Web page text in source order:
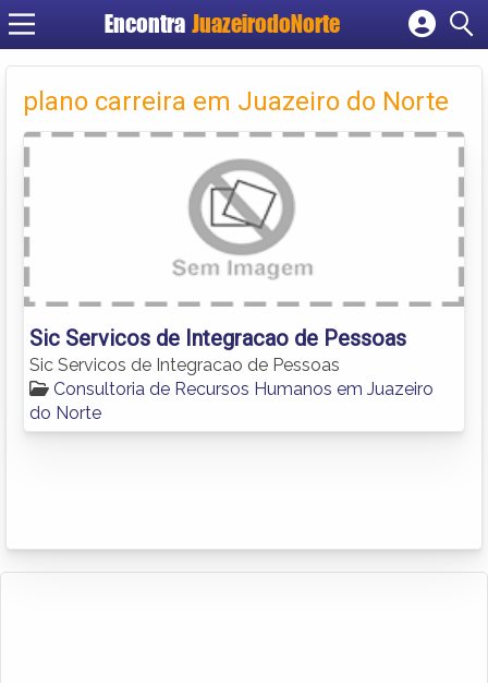
Encontra JuazeirodoNorte
Cadastrar empresa
Criar conta
plano carreira em Juazeiro do Norte
Sic Servicos de Integracao de Pessoas
Sic Servicos de Integracao de Pessoas
Consultoria de Recursos Humanos em Juazeiro
do Norte